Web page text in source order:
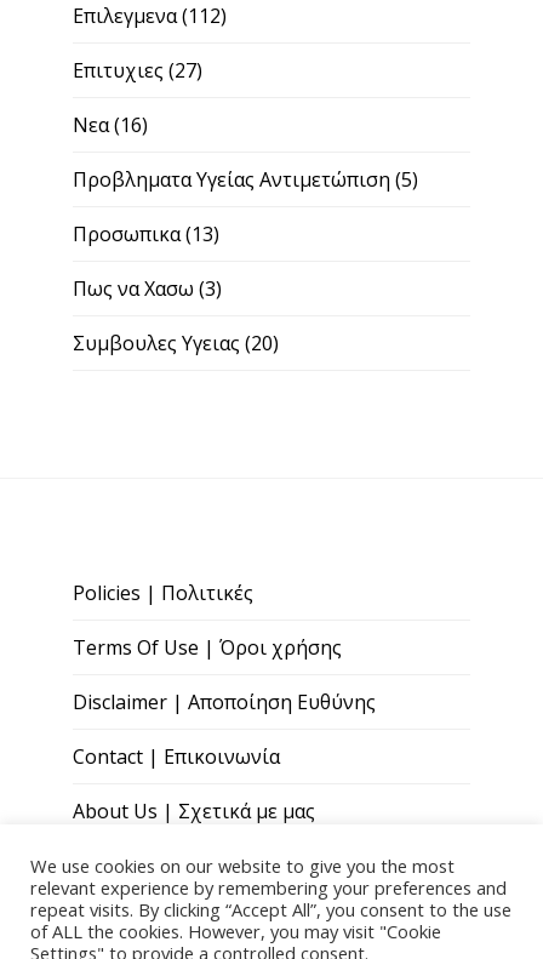
Επιλεγμενα(112)
Επιτυχιες (27)
Νεα(16)
Προβληματα Υγείας Αντιμετώπιση (5)
Προσωπικα(13)
Πως να Χασω (3)
Συμβουλες Υγειας (20)
Policies | Πολιτικές
Terms Of Use | Όροι χρήσης
Disclaimer | Αποποίηση Ευθύνης
Contact | Επικοινωνία
About Us | Σχετικά με μας
We use cookies on our website to give you the most
relevant experience by remembering your preferences and
repeat visits. By clicking “Accept All”, you consent to the use
of ALL the cookies. However, you may visit "Cookie
Settings" to provide a controlled consent.